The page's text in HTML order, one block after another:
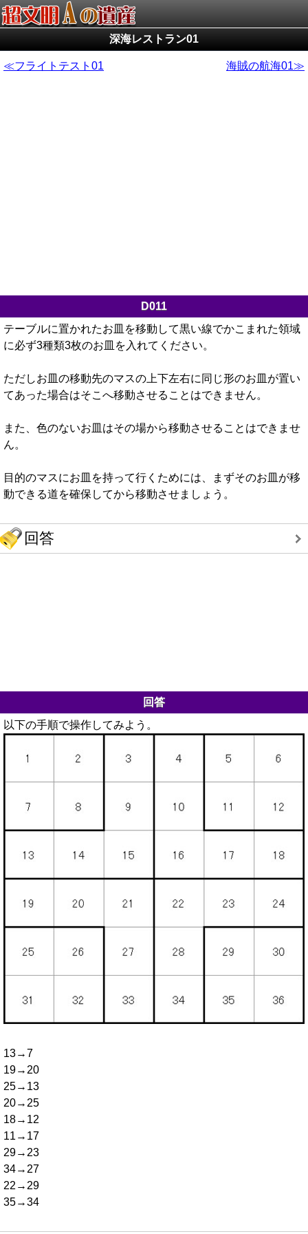
深海レストラン01
フライトテスト01 海賊の航海01
D011
テーブルに置かれたお皿を移動して黒い線でかこまれた領域
に必ず3種類3枚のお皿を入れてください。
ただしお皿の移動先のマスの上下左右に同じ形のお皿が置い
てあった場合はそこへ移動させることはできません。
また、色のないお皿はその場から移動させることはできませ
ん。
目的のマスにお皿を持って行くためには、まずそのお皿が移
動できる道を確保してから移動させましょう。
回答
回答
以下の手順で操作してみよう。
13→7
19→20
25→13
20→25
18→12
11→17
29→23
34→27
22→29
35→34